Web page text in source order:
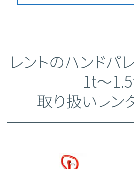
レントのハンドパ
1t～
取り扱いレン